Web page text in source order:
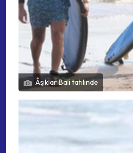
Âşıklar Bali tatilinde